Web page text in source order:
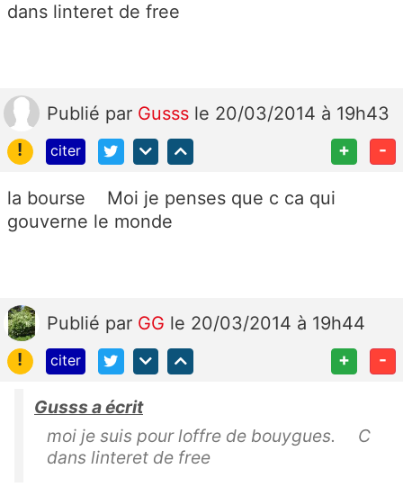
dans linteret de free
Publié par Gusss le 20/03/2014 à 19h43
!
citer + -
la bourse Moi je penses que c ca qui
gouverne le monde
Publié par GG le 20/03/2014 à 19h44
!
citer + -
Gusss a écrit
moi je suis pour loffre de bouygues. C
dans linteret de free